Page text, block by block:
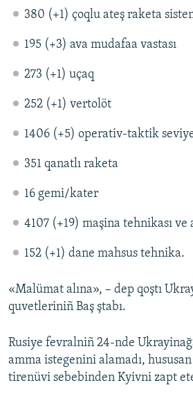
380 (+1) çoqlu ateş raketa
195 (+3) ava mudafaa vastası
273 (+1) uçaq
252 (+1) vertolöt
1406 (+5) operativ-taktik
351 qanatlı raketa
16 gemi/kater
4107 (+19) maşina tehnikası ve
152 (+1) dane mahsus tehnika.
«Malümat alına», – dep qoştı
quvetleriniñ Baş ştabı.
Rusiye fevralniñ 24-nde
amma istegenini alamadı,
tirenüvi sebebinden Kyivni zapt